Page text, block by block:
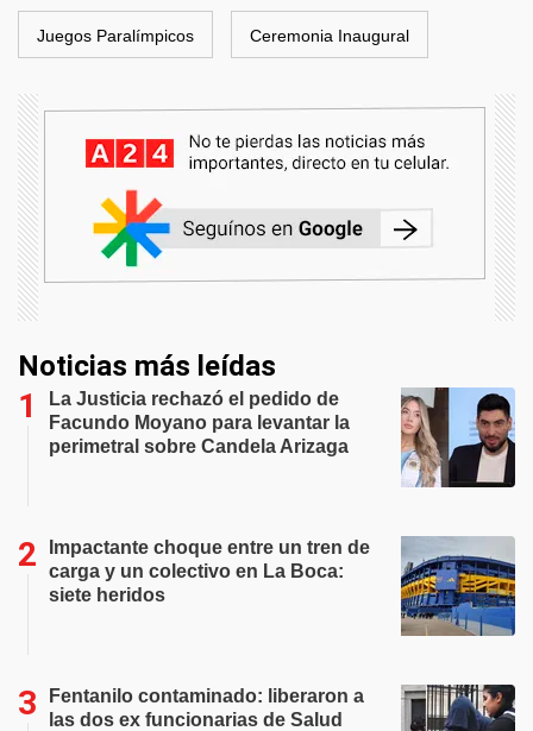
Juegos Paralímpicos Ceremonia Inaugural
Noticias más leídas
La Justicia rechazó el pedido de
Facundo Moyano para levantar la
perimetral sobre Candela Arizaga
Impactante choque entre un tren de
carga y un colectivo en La Boca:
siete heridos
Fentanilo contaminado: liberaron a
las dos ex funcionarias de Salud